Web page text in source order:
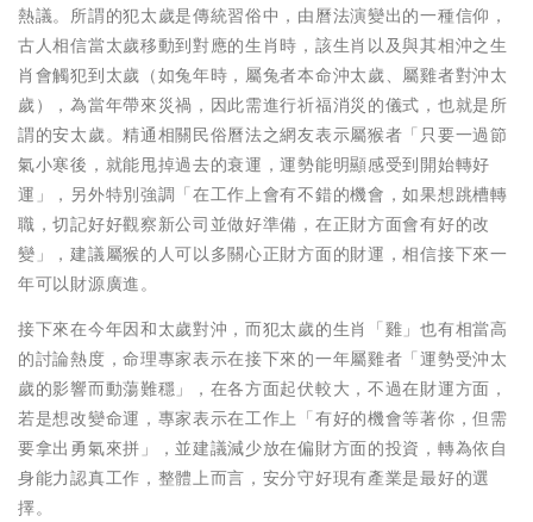
熱議。所謂的犯太歲是傳統習俗中，由曆法演變出的一種信仰，
古人相信當太歲移動到對應的生肖時，該生肖以及與其相沖之生
肖會觸犯到太歲（如兔年時，屬兔者本命沖太歲、屬雞者對沖太
歲），為當年帶來災禍，因此需進行祈福消災的儀式，也就是所
謂的安太歲。精通相關民俗曆法之網友表示屬猴者「只要一過節
氣小寒後，就能甩掉過去的衰運，運勢能明顯感受到開始轉好
運」，另外特別強調「在工作上會有不錯的機會，如果想跳槽轉
職，切記好好觀察新公司並做好準備，在正財方面會有好的改
變」，建議屬猴的人可以多關心正財方面的財運，相信接下來一
年可以財源廣進。
接下來在今年因和太歲對沖，而犯太歲的生肖「雞」也有相當高
的討論熱度，命理專家表示在接下來的一年屬雞者「運勢受沖太
歲的影響而動蕩難穩」，在各方面起伏較大，不過在財運方面，
若是想改變命運，專家表示在工作上「有好的機會等著你，但需
要拿出勇氣來拼」，並建議減少放在偏財方面的投資，轉為依自
身能力認真工作，整體上而言，安分守好現有產業是最好的選
擇。